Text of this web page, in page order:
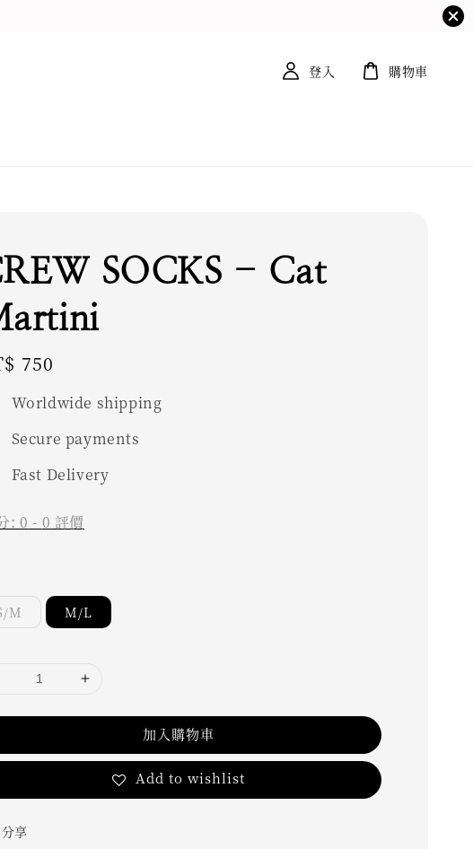
登入 購物車
SOCKS - Cat
750
Worldwide shipping
Secure payments
Fast Delivery
:0 - 0 評價
M M/L
加入購物車
Add to wishlist
分享